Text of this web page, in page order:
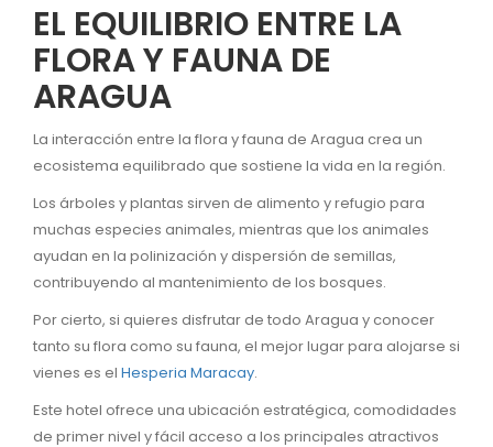
EL EQUILIBRIO ENTRE LA
FLORA Y FAUNA DE
ARAGUA
La interacción entre la flora y fauna de Aragua crea un
ecosistema equilibrado que sostiene la vida en la región.
Los árboles y plantas sirven de alimento y refugio para
muchas especies animales, mientras que los animales
ayudan en la polinización y dispersión de semillas,
contribuyendo al mantenimiento de los bosques.
Por cierto, si quieres disfrutar de todo Aragua y conocer
tanto su flora como su fauna, el mejor lugar para alojarse si
vienes es el Hesperia Maracay.
Este hotel ofrece una ubicación estratégica, comodidades
de primer nivel y fácil acceso a los principales atractivos